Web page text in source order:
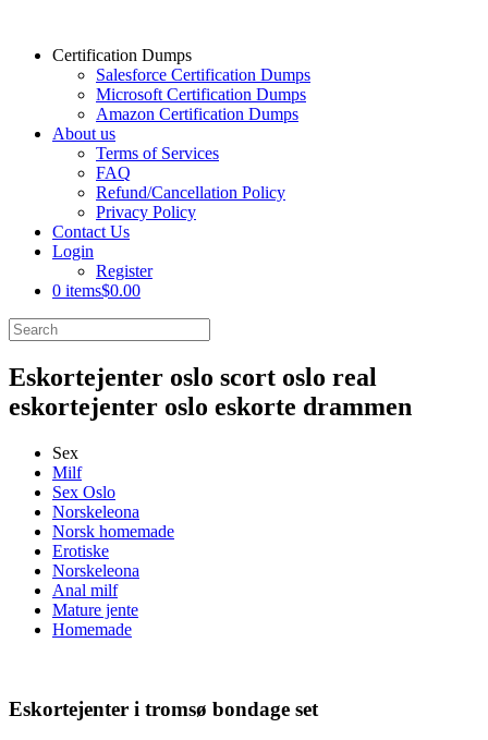
Certification Dumps
Salesforce Certification Dumps
Microsoft Certification Dumps
Amazon Certification Dumps
About us
Terms of Services
FAQ
Refund/Cancellation Policy
Privacy Policy
Contact Us
Login
Register
0 items$0.00
Eskortejenter oslo scort oslo real
eskortejenter oslo eskorte drammen
Sex
Milf
Sex Oslo
Norskeleona
Norsk homemade
Erotiske
Norskeleona
Anal milf
Mature jente
Homemade
Eskortejenter i tromsø bondage set